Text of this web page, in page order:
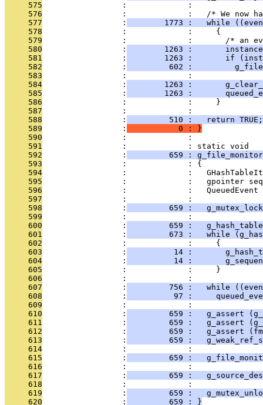
     575
                 :             :
     576
:             :   /* We now
     577
                 :
1773 :   while
     578
                 :             :     {
     579
:             :       /* an
     580
                 :
1263 :
     581
                 :
1263 :       if
     582
                 :
602 :
     583
                 :             :
     584
                 :
1263 :
     585
                 :
1263 :
     586
                 :             :     }
     587
                 :             :
     588
                 :
         510 :   return TRUE;
     589
                 :
           0 : }
     590
                 :             :
     591
                 :             : static void
     592
                 :
659 :
     593
                 :             : {
     594
:             :
     595
:             :   gpointer
     596
:             :   QueuedEvent
     597
                 :             :
     598
                 :
659 :
     599
                 :             :
     600
                 :
659 :
     601
                 :
673 :   while
     602
                 :             :     {
     603
                 :
14 :
     604
                 :
14 :
     605
                 :             :     }
     606
                 :             :
     607
                 :
756 :   while
     608
                 :
97 :
     609
                 :             :
     610
                 :
659 :   g_assert
     611
                 :
659 :   g_assert
     612
                 :
659 :   g_assert
     613
                 :
659 :
     614
                 :             :
     615
                 :
659 :
     616
                 :             :
     617
                 :
659 :
     618
                 :             :
     619
                 :
659 :
     620
                 :
         659 : }